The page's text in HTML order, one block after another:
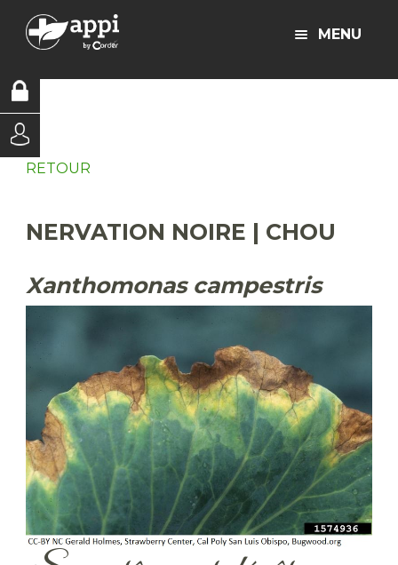
MENU
RETOUR
NERVATION NOIRE | CHOU
Xanthomonas campestris